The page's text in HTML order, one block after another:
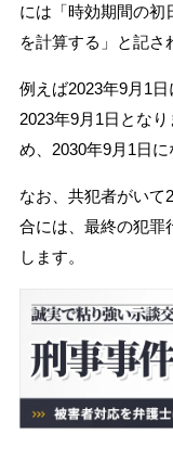
には「時効期間の初
を計算する」と記さ
例えば2023年9月1
2023年9月1日とな
め、2030年9月1日
なお、共犯者がいて
合には、最終の犯罪
します。